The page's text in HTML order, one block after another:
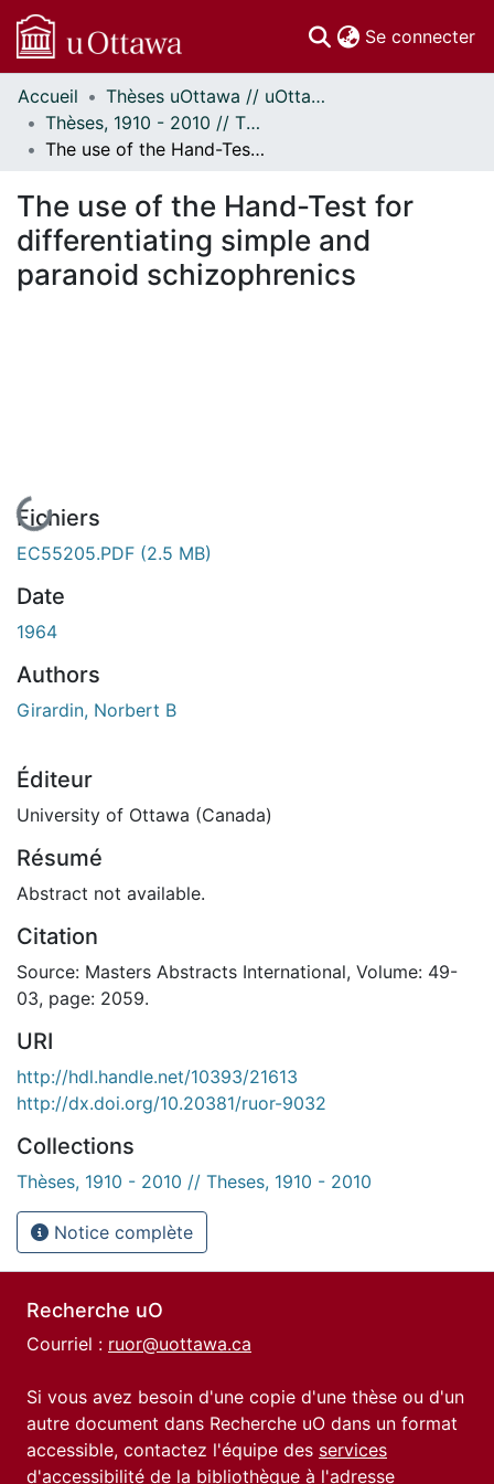
Se connecter
Communautés
et collections
Parcourir
À propos
Accueil
Thèses uOttawa // uOttawa Theses
Thèses, 1910 - 2010 // Theses, 1910 - 2010
The use of the Hand-Test for differentiating simple and paranoid schizophrenics
The use of the Hand-Test for
differentiating simple and
paranoid schizophrenics
En cours de chargement...
Fichiers
EC55205.PDF (2.5 MB)
Date
1964
Authors
Girardin, Norbert B
Éditeur
University of Ottawa (Canada)
Résumé
Abstract not available.
Citation
Source: Masters Abstracts International, Volume: 49-
03, page: 2059.
URI
http://hdl.handle.net/10393/21613
http://dx.doi.org/10.20381/ruor-9032
Collections
Thèses, 1910 - 2010 // Theses, 1910 - 2010
Notice complète
Recherche uO
Courriel : ruor@uottawa.ca
Si vous avez besoin d'une copie d'une thèse ou d'un
autre document dans Recherche uO dans un format
accessible, contactez l'équipe des services
d'accessibilité de la bibliothèque à l'adresse